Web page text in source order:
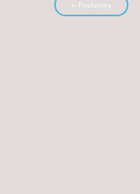
←Posteriors